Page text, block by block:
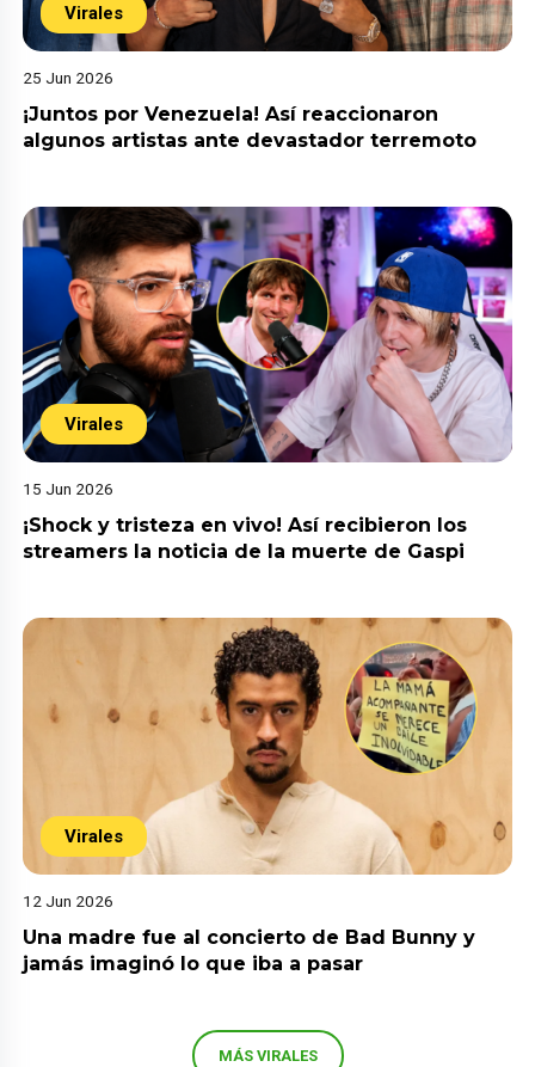
Virales
25 Jun 2026
¡Juntos por Venezuela! Así reaccionaron
algunos artistas ante devastador terremoto
Virales
15 Jun 2026
¡Shock y tristeza en vivo! Así recibieron los
streamers la noticia de la muerte de Gaspi
Virales
12 Jun 2026
Una madre fue al concierto de Bad Bunny y
jamás imaginó lo que iba a pasar
MÁS VIRALES